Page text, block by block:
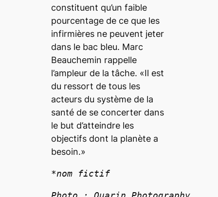
constituent qu’un faible
pourcentage de ce que les
infirmières ne peuvent jeter
dans le bac bleu. Marc
Beauchemin rappelle
l’ampleur de la tâche. «Il est
du ressort de tous les
acteurs du système de la
santé de se concerter dans
le but d’atteindre les
objectifs dont la planète a
besoin.»
*nom fictif